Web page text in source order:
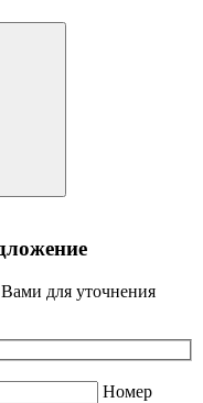
для уточнения
Номер